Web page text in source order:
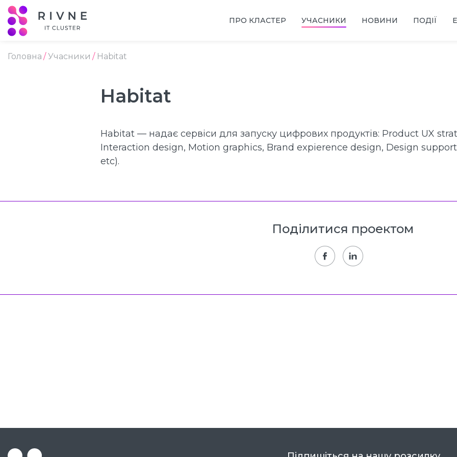
ПРО КЛАСТЕР УЧАСНИКИ НОВИНИ ПОДІЇ
Головна Учасники Habitat
Habitat
Habitat — надає сервіси для запуску цифрових продуктів: Product UX
Interaction design, Motion graphics, Brand expierence design, Design
etc).
Поділитися проектом